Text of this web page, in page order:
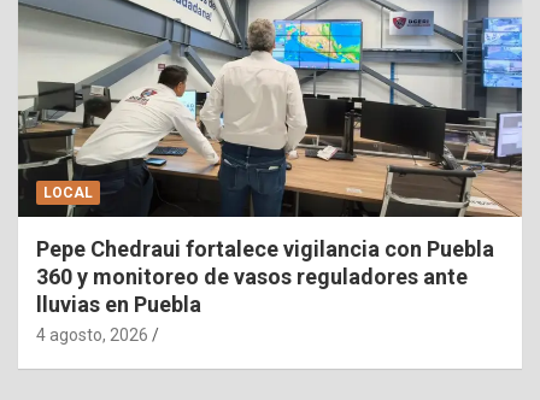
LOCAL
Pepe Chedraui fortalece vigilancia con Puebla
360 y monitoreo de vasos reguladores ante
lluvias en Puebla
4 agosto, 2026